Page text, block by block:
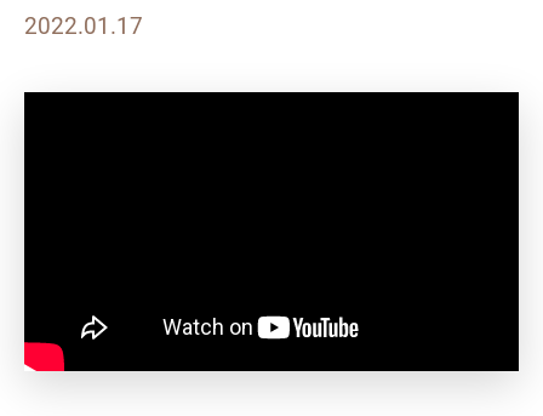
2022.01.17